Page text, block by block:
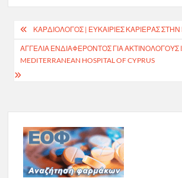
Πλοήγηση
άρθρων
ΚΑΡΔΙΟΛΌΓΟΣ | ΕΥΚΑΙΡΊΕΣ ΚΑΡΙΈΡΑΣ
ΑΓΓΕΛΊΑ ΕΝΔΙΑΦΈΡΟΝΤΟΣ ΓΙΑ ΑΚΤΙΝΟΛΌΓΟΥΣ
MEDITERRANEAN HOSPITAL OF CYPRUS